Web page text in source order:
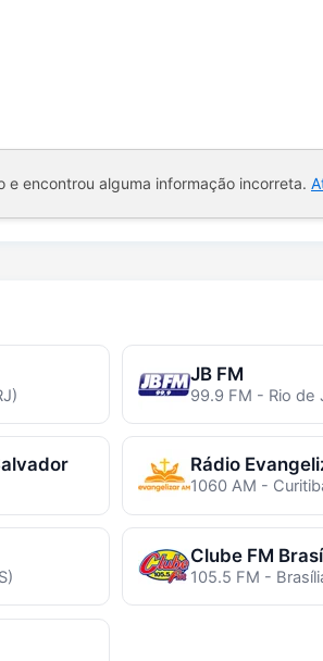
e encontrou alguma informação incorreta.
JB FM
99.9 FM - Rio de
Rádio
1060 AM -
Clube FM
105.5 FM -